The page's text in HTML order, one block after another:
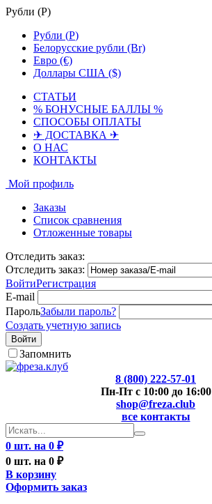
Рубли (Р)
Рубли (Р)
Белорусские рубли (Br)
Евро (€)
Доллары США ($)
СТАТЬИ
% БОНУСНЫЕ БАЛЛЫ %
СПОСОБЫ ОПЛАТЫ
✈ ДОСТАВКА ✈
О НАС
КОНТАКТЫ
Мой профиль
Заказы
Список сравнения
Отложенные товары
Отследить заказ:
Отследить заказ:
ВойтиРегистрация
E-mail
ПарольЗабыли пароль?
Создать учетную запись
Войти
Запомнить
8 (800) 222-57-01
Пн-Пт с 10:00 до 16:00
shop@freza.club
все контакты
0 шт. на 0 ₽
0 шт. на 0 ₽
В корзину
Оформить заказ